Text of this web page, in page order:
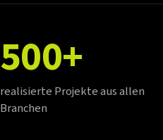
500+
realisierte Projekte aus allen
Branchen